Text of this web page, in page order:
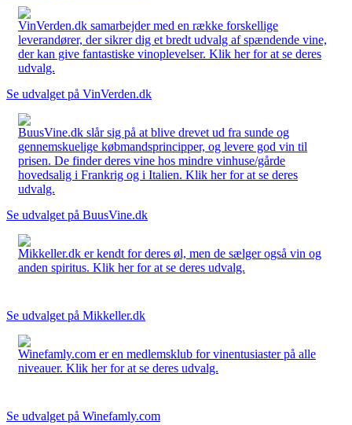
VinVerden.dk samarbejder med en række forskellige
leverandører, der sikrer dig et bredt udvalg af spændende vine,
der kan give fantastiske vinoplevelser. Klik her for at se deres
udvalg.
Se udvalget på VinVerden.dk
BuusVine.dk slår sig på at blive drevet ud fra sunde og
gennemskuelige købmandsprincipper, og levere god vin til
prisen. De finder deres vine hos mindre vinhuse/gårde
hovedsalig i Frankrig og i Italien. Klik her for at se deres
udvalg.
Se udvalget på BuusVine.dk
Mikkeller.dk er kendt for deres øl, men de sælger også vin og
anden spiritus. Klik her for at se deres udvalg.
Se udvalget på Mikkeller.dk
Winefamly.com er en medlemsklub for vinentusiaster på alle
niveauer. Klik her for at se deres udvalg.
Se udvalget på Winefamly.com